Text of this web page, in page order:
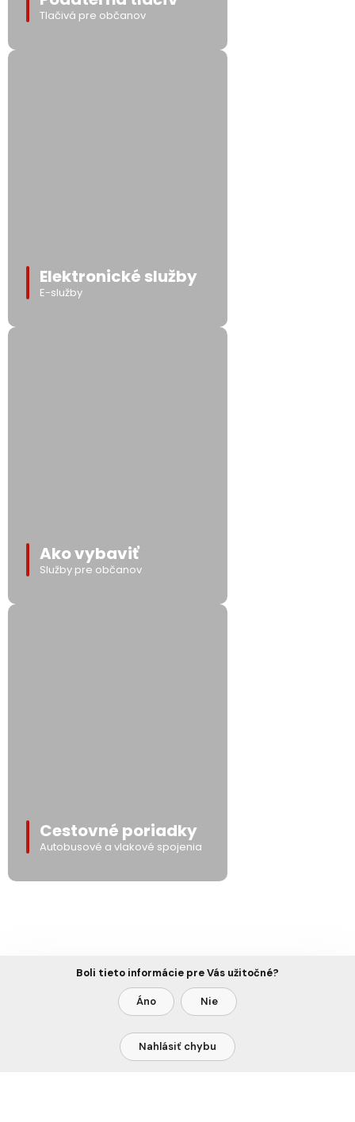
Tlačivá pre občanov
Elektronické služby
E-služby
Ako vybaviť
Služby pre občanov
Cestovné poriadky
Autobusové a vlakové spojenia
Boli tieto informácie pre Vás užitočné?
Áno Nie
Nahlásiť chybu